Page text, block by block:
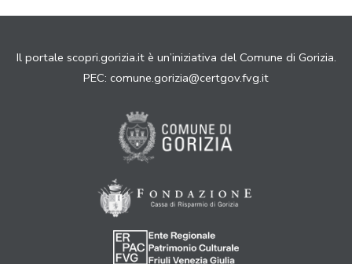
Il portale scopri.gorizia.it è un’iniziativa del Comune di Gorizia.
PEC: comune.gorizia@certgov.fvg.it